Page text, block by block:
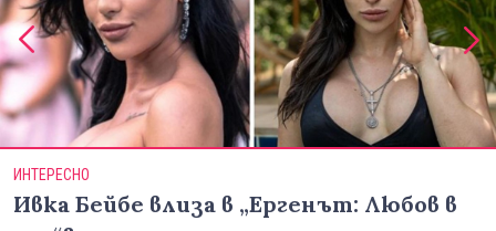
ИНТЕРЕСНО
Ивка Бейбе влиза в „Ергенът: Любов в